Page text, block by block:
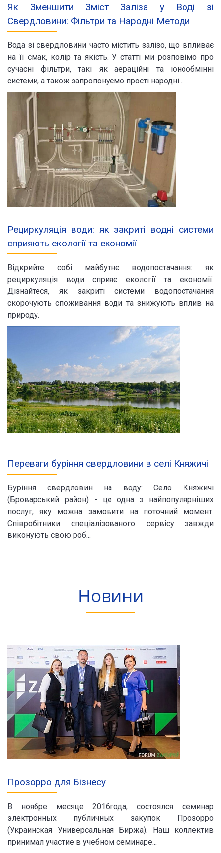
Як Зменшити Зміст Заліза у Воді зі
Свердловини: Фільтри та Народні Методи
Вода зі свердловини часто містить залізо, що впливає
на її смак, колір та якість. У статті ми розповімо про
сучасні фільтри, такі як аераційні та іонообмінні
системи, а також запропонуємо прості народні...
Рециркуляція води: як закриті водні системи
сприяють екології та економії
Відкрийте собі майбутнє водопостачання: як
рециркуляція води сприяє екології та економії.
Дізнайтеся, як закриті системи водопостачання
скорочують споживання води та знижують вплив на
природу.
Переваги буріння свердловини в селі Княжичі
Буріння свердловин на воду: Село Княжичі
(Броварський район) - це одна з найпопулярніших
послуг, яку можна замовити на поточний момент.
Співробітники спеціалізованого сервісу завжди
виконують свою роб...
Новини
Прозорро для Бізнесу
В ноябре месяце 2016года, состоялся семинар
электронных публичных закупок Прозорро
(Украинская Универсальная Биржа). Наш коллектив
принимал участие в учебном семинаре...